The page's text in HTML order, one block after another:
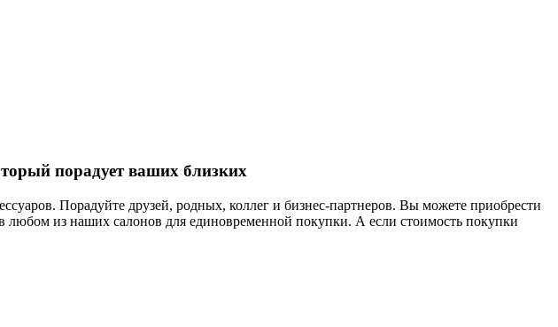
порадует ваших близких
Порадуйте друзей, родных, коллег и бизнес-партнеров. Вы можете приобрести
из наших салонов для единовременной покупки. А если стоимость покупки